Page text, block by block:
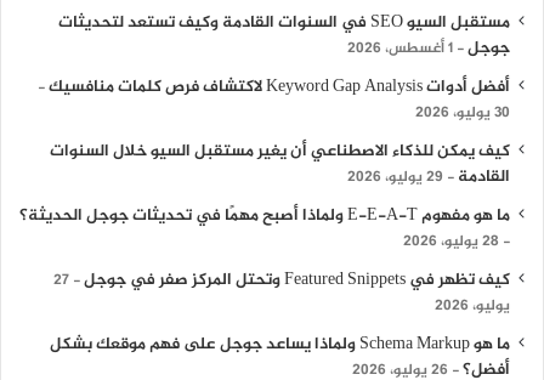
مستقبل السيو SEO في السنوات القادمة وكيف تستعد لتحديثات
جوجل 1 أغسطس، 2026
أفضل أدوات Keyword Gap Analysis لاكتشاف فرص كلمات منافسيك
30 يوليو، 2026
كيف يمكن للذكاء الاصطناعي أن يغير مستقبل السيو خلال السنوات
القادمة
29 يوليو، 2026
ما هو مفهوم E-E-A-T ولماذا أصبح مهمًا في تحديثات جوجل الحديثة؟
28 يوليو، 2026
كيف تظهر في Featured Snippets وتحتل المركز صفر في جوجل
27
يوليو، 2026
ما هو Schema Markup ولماذا يساعد جوجل على فهم موقعك بشكل
أفضل؟
26 يوليو، 2026